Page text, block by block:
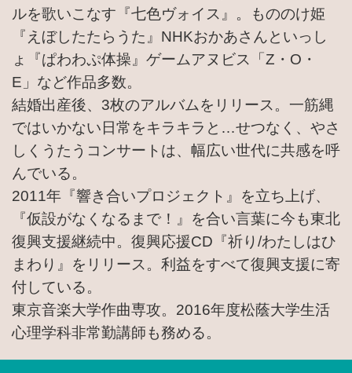
ルを歌いこなす『七色ヴォイス』。もののけ姫
『えぼしたたらうた』NHKおかあさんといっし
ょ『ぱわわぷ体操』ゲームアヌビス「Z・O・
E」など作品多数。
結婚出産後、3枚のアルバムをリリース。一筋縄
ではいかない日常をキラキラと…せつなく、やさ
しくうたうコンサートは、幅広い世代に共感を呼
んでいる。
2011年『響き合いプロジェクト』を立ち上げ、
『仮設がなくなるまで！』を合い言葉に今も東北
復興支援継続中。復興応援CD『祈り/わたしはひ
まわり』をリリース。利益をすべて復興支援に寄
付している。
東京音楽大学作曲専攻。2016年度松蔭大学生活
心理学科非常勤講師も務める。